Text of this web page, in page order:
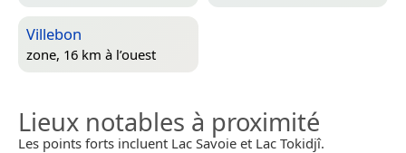
Villebon
zone, 16 km à l’ouest
Lieux notables à proximité
Les points forts incluent Lac Savoie et Lac Tokidjî.